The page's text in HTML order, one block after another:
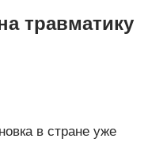
травматику
в стране уже